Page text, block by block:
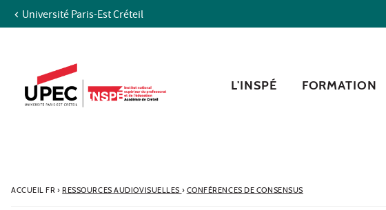
Aller au contenu
Recherche
Université Paris-Est Créteil
L'INSPÉ FORMATION
ACCUEIL FR› RESSOURCES AUDIOVISUELLES › CONFÉRENCES DE CONSENSUS